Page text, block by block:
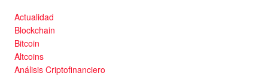
Actualidad
Blockchain
Bitcoin
Altcoins
Análisis Criptofinanciero